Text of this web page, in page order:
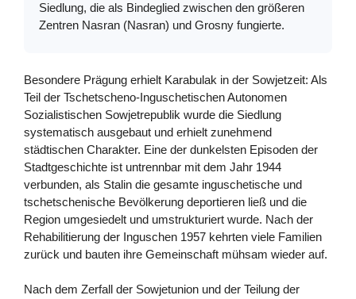
Siedlung, die als Bindeglied zwischen den größeren
Zentren Nasran (Nasran) und Grosny fungierte.
Besondere Prägung erhielt Karabulak in der Sowjetzeit: Als
Teil der Tschetscheno-Inguschetischen Autonomen
Sozialistischen Sowjetrepublik wurde die Siedlung
systematisch ausgebaut und erhielt zunehmend
städtischen Charakter. Eine der dunkelsten Episoden der
Stadtgeschichte ist untrennbar mit dem Jahr 1944
verbunden, als Stalin die gesamte inguschetische und
tschetschenische Bevölkerung deportieren ließ und die
Region umgesiedelt und umstrukturiert wurde. Nach der
Rehabilitierung der Inguschen 1957 kehrten viele Familien
zurück und bauten ihre Gemeinschaft mühsam wieder auf.
Nach dem Zerfall der Sowjetunion und der Teilung der